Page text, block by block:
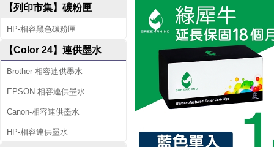
【列印市集】碳粉匣
HP-相容黑色碳粉匣
【Color 24】連供墨水
Brother-相容連供墨水
EPSON-相容連供墨水
Canon-相容連供墨水
HP-相容連供墨水